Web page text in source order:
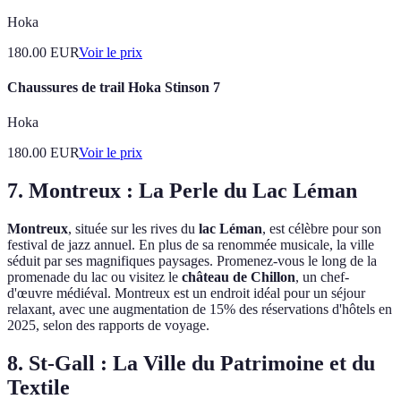
Hoka
180.00 EURVoir le prix
Chaussures de trail Hoka Stinson 7
Hoka
180.00 EURVoir le prix
7. Montreux : La Perle du Lac Léman
Montreux, située sur les rives du lac Léman, est célèbre pour son
festival de jazz annuel. En plus de sa renommée musicale, la ville
séduit par ses magnifiques paysages. Promenez-vous le long de la
promenade du lac ou visitez le château de Chillon, un chef-
d'œuvre médiéval. Montreux est un endroit idéal pour un séjour
relaxant, avec une augmentation de 15% des réservations d'hôtels en
2025, selon des rapports de voyage.
8. St-Gall : La Ville du Patrimoine et du
Textile